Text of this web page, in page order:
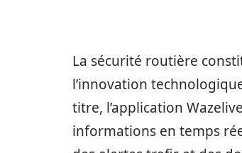
La sécurité routière
l’innovation
titre, l’application
informations en temps